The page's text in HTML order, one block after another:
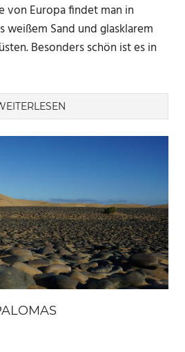
von Europa findet man in
weißem Sand und glasklarem
Besonders schön ist es in